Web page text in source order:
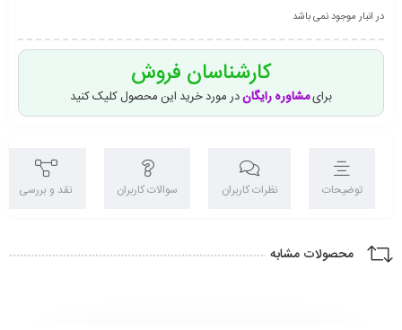
در انبار موجود نمی باشد
کارشناسان فروش
برایمشاوره رایگان در مورد خرید این محصول کلیک کنید
توضیحات نظرات کاربران سوالات کاربران نقد و بررسی
محصولات مشابه